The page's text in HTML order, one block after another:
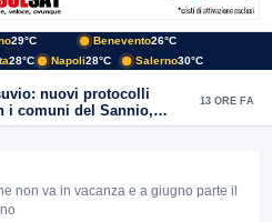
29°C Benevento26°C
28°C Napoli28°C Salerno30°C
nuovi protocolli
i comuni del Sannio,
con Arpaise
13 ORE FA
non va in vacanza e a giugno parte il